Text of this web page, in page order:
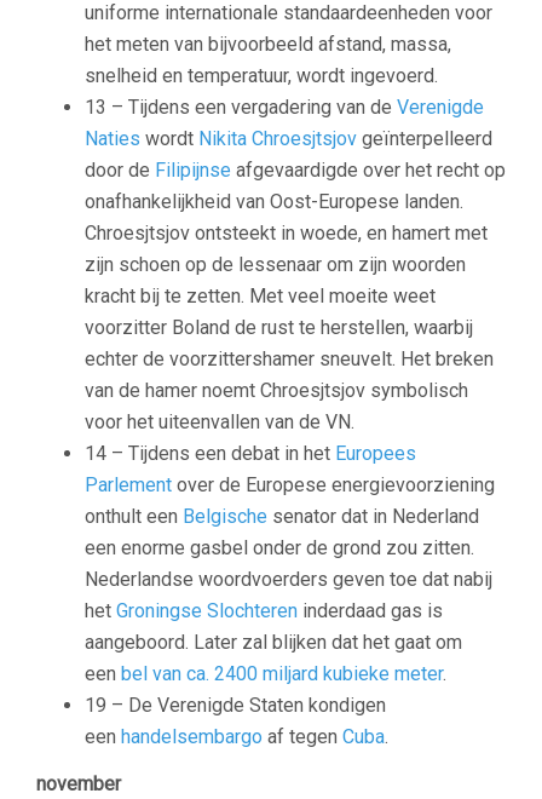
uniforme internationale standaardeenheden voor
het meten van bijvoorbeeld afstand, massa,
snelheid en temperatuur, wordt ingevoerd.
13 – Tijdens een vergadering van de Verenigde
Naties wordt Nikita Chroesjtsjov geïnterpelleerd
door de Filipijnse afgevaardigde over het recht op
onafhankelijkheid van Oost-Europese landen.
Chroesjtsjov ontsteekt in woede, en hamert met
zijn schoen op de lessenaar om zijn woorden
kracht bij te zetten. Met veel moeite weet
voorzitter Boland de rust te herstellen, waarbij
echter de voorzittershamer sneuvelt. Het breken
van de hamer noemt Chroesjtsjov symbolisch
voor het uiteenvallen van de VN.
14 – Tijdens een debat in het Europees
Parlement over de Europese energievoorziening
onthult een Belgische senator dat in Nederland
een enorme gasbel onder de grond zou zitten.
Nederlandse woordvoerders geven toe dat nabij
het Groningse Slochteren inderdaad gas is
aangeboord. Later zal blijken dat het gaat om
een bel van ca. 2400 miljard kubieke meter.
19 – De Verenigde Staten kondigen
een handelsembargo af tegen Cuba.
november